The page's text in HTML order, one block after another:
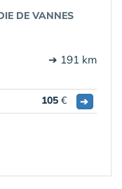
DE VANNES
➔ 191 km
105 € ➔